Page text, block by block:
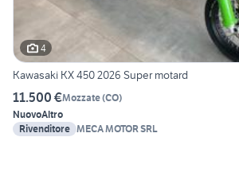
4
Kawasaki KX 450 2026 Super motard
11.500 €Mozzate(CO)
NuovoAltro
Rivenditore MECA MOTOR SRL